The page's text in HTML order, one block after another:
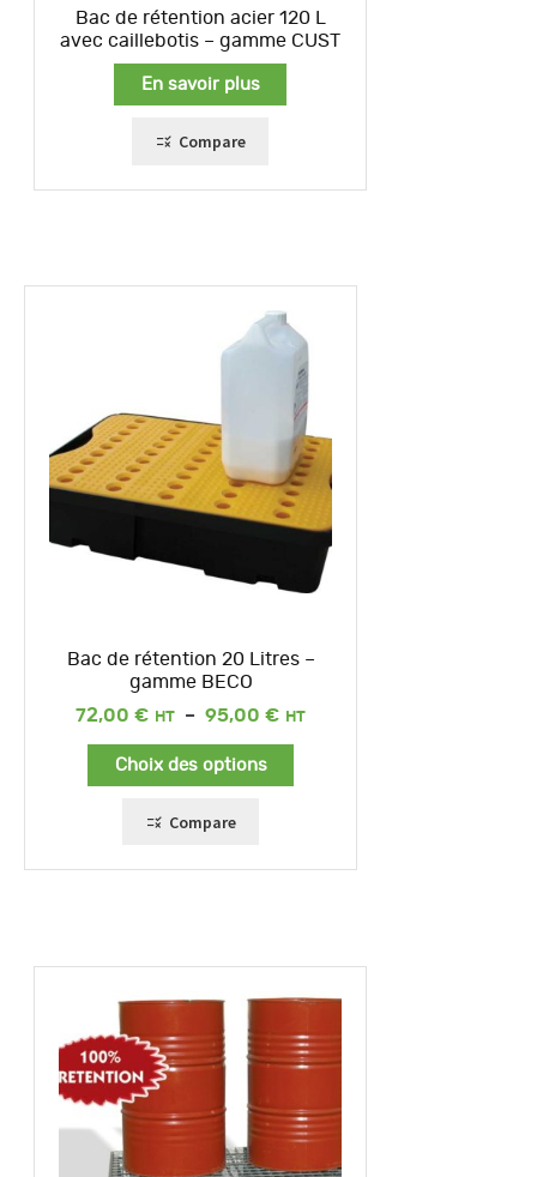
Bac de rétention acier 120 L
avec caillebotis – gamme CUST
En savoir plus
Compare
Bac de rétention 20 Litres –
gamme BECO
72,00 € – 95,00 €
Plage
Choix des options
Compare